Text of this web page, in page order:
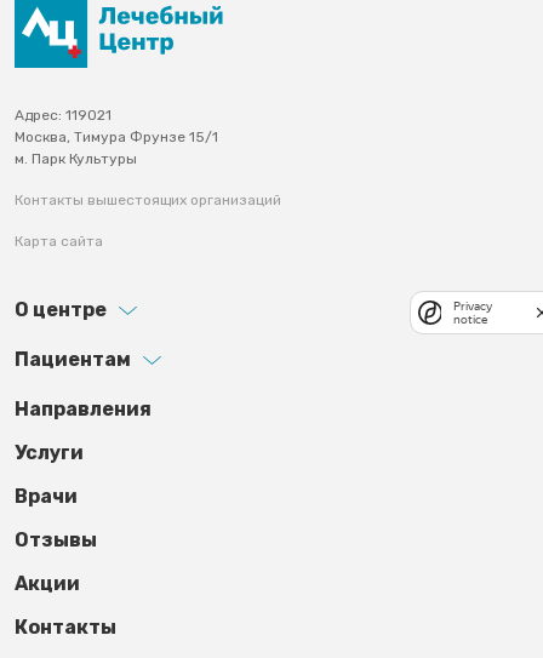
Адрес: 119021
Москва, Тимура Фрунзе 15/1
м. Парк Культуры
Контакты вышестоящих организаций
Карта сайта
О центре
Пациентам
Footer third
Направления
Услуги
Врачи
Отзывы
Акции
Контакты
Privacy
notice